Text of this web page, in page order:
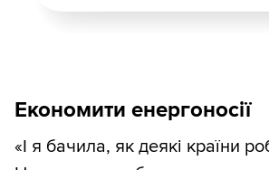
Економити енергоносії
«І я бачила, як деякі країни